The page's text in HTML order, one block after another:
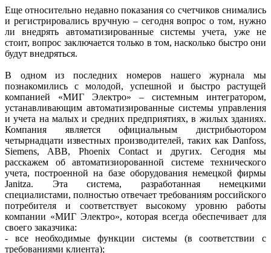
Еще относительно недавно показания со счетчиков снимались
и регистрировались вручную – сегодня вопрос о том, нужно
ли внедрять автоматизированные системы учета, уже не
стоит, вопрос заключается только в том, насколько быстро они
будут внедряться.
В одном из последних номеров нашего журнала мы
познакомились с молодой, успешной и быстро растущей
компанией «МИГ Электро» – системным интегратором,
устанавливающим автоматизированные системы управления
и учета на малых и средних предприятиях, в жилых зданиях.
Компания является официальным дистрибьютором
четырнадцати известных производителей, таких как Danfoss,
Siemens, ABB, Phoenix Contact и других. Сегодня мы
расскажем об автоматизиорованной системе технического
учета, построенной на базе оборудования немецкой фирмы
Janitza. Эта система, разработанная немецкими
специалистами, полностью отвечает требованиям российского
потребителя и соответствует высокому уровню работы
компании «МИГ ­Электро», которая всегда обеспечивает для
своего заказчика:
- все необходимые функции системы (в соответствии с
требованиями клиента);